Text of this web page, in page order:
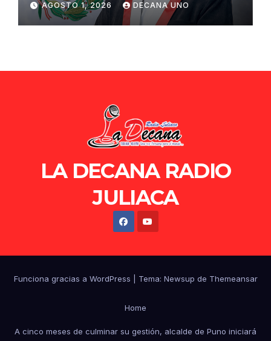
de Ollanta Humala
AGOSTO 1, 2026 DECANA UNO
LA DECANA RADIO
JULIACA
Funciona gracias a WordPress Tema: Newsup de Themeansar
Home
A cinco meses de culminar su gestión, alcalde de Puno iniciará